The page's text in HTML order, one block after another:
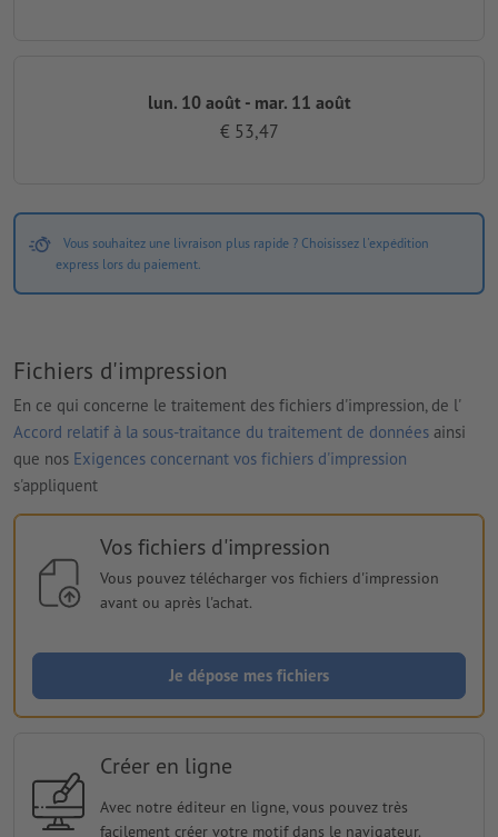
lun. 10 août - mar. 11 août
€ 53,47
Vous souhaitez une livraison plus rapide ? Choisissez l'expédition
express lors du paiement.
Fichiers d'impression
En ce qui concerne le traitement des fichiers d'impression, de l'
Accord relatif à la sous-traitance du traitement de données ainsi
que nos Exigences concernant vos fichiers d'impression
s'appliquent
Vos fichiers d'impression
Vous pouvez télécharger vos fichiers d'impression
avant ou après l'achat.
Je dépose mes fichiers
Créer en ligne
Avec notre éditeur en ligne, vous pouvez très
facilement créer votre motif dans le navigateur.